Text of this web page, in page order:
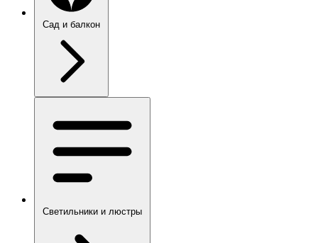
Сад и балкон
Светильники и люстры